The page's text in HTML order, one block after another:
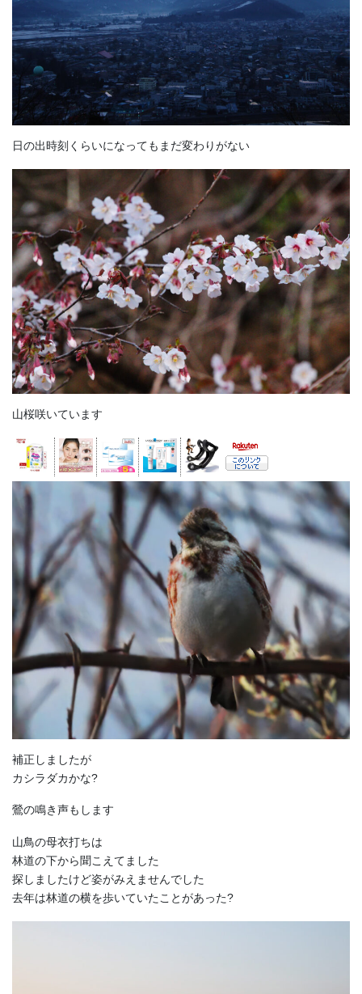
日の出時刻くらいになってもまだ変わりがない
山桜咲いています
補正しましたが
カシラダカかな?
鶯の鳴き声もします
山鳥の母衣打ちは
林道の下から聞こえてました
探しましたけど姿がみえませんでした
去年は林道の横を歩いていたことがあった?